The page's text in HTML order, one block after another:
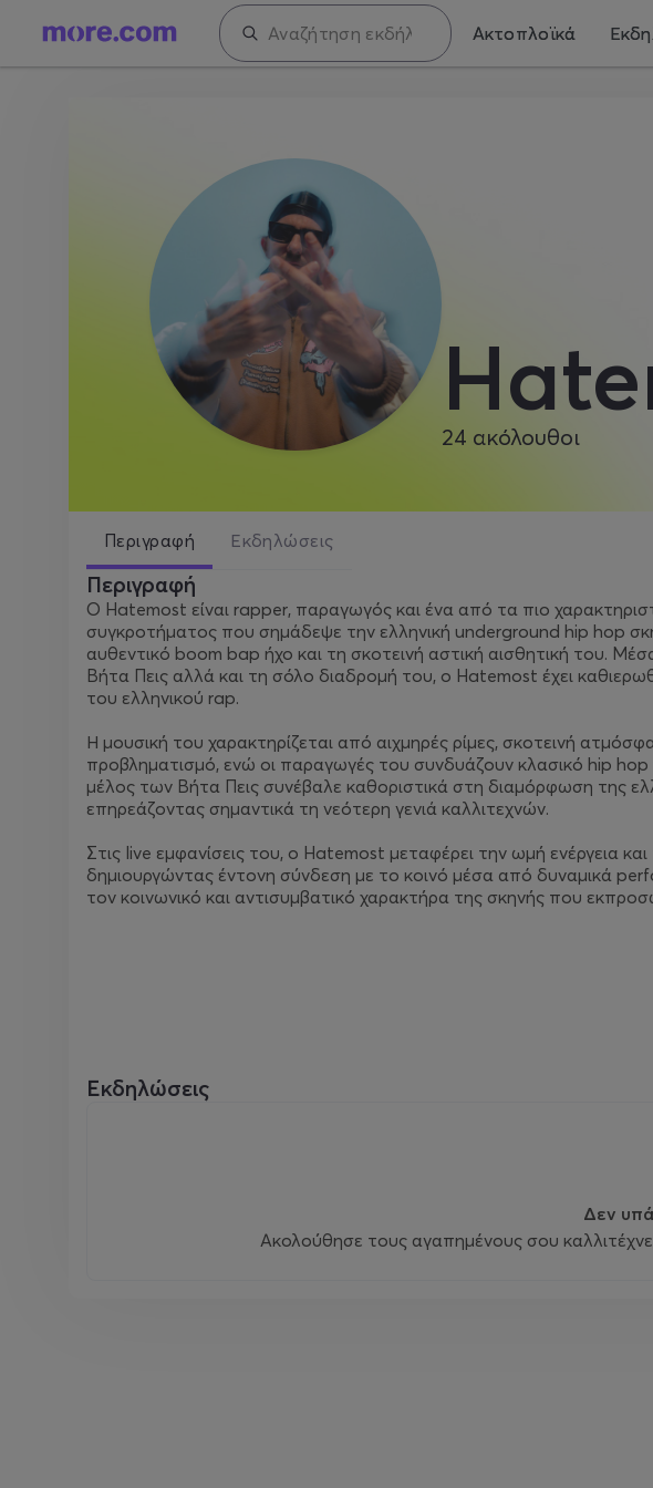
Ακτοπλοϊκά
24 ακόλουθοι
Περιγραφή Εκδηλώσεις
Περιγραφή
Ο Hatemost είναι rapper, παραγωγός και ένα από τα πιο
συγκροτήματος που σημάδεψε την ελληνική underground hip hop
αυθεντικό boom bap ήχο και τη σκοτεινή αστική αισθητική του.
Βήτα Πεις αλλά και τη σόλο διαδρομή του, ο Hatemost έχει
του ελληνικού rap.
Η μουσική του χαρακτηρίζεται από αιχμηρές ρίμες, σκοτεινή
προβληματισμό, ενώ οι παραγωγές του συνδυάζουν κλασικό hip
μέλος των Βήτα Πεις συνέβαλε καθοριστικά στη διαμόρφωση της
επηρεάζοντας σημαντικά τη νεότερη γενιά καλλιτεχνών.
Στις live εμφανίσεις του, ο Hatemost μεταφέρει την ωμή ενέργεια
δημιουργώντας έντονη σύνδεση με το κοινό μέσα από δυναμικά
τον κοινωνικό και αντισυμβατικό χαρακτήρα της σκηνής που
Εκδηλώσεις
Δεν
Ακολούθησε τους αγαπημένους σου